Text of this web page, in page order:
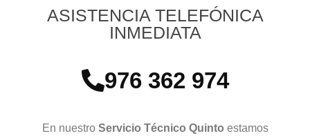
ASISTENCIA TELEFÓNICA
INMEDIATA
976 362 974
En nuestro Servicio Técnico Quinto estamos